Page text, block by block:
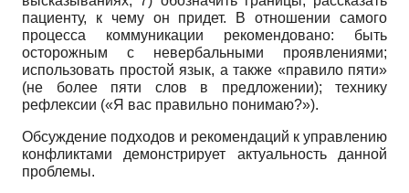
пациенту, к чему он придет. В отношении самого
процесса коммуникации рекомендовано: быть
осторожным с невербальными проявлениями;
использовать простой язык, а также «правило пяти»
(не более пяти слов в предложении); технику
рефлексии («Я вас правильно понимаю?»).
Обсуждение подходов и рекомендаций к управлению
конфликтами демонстрирует актуальность данной
проблемы.